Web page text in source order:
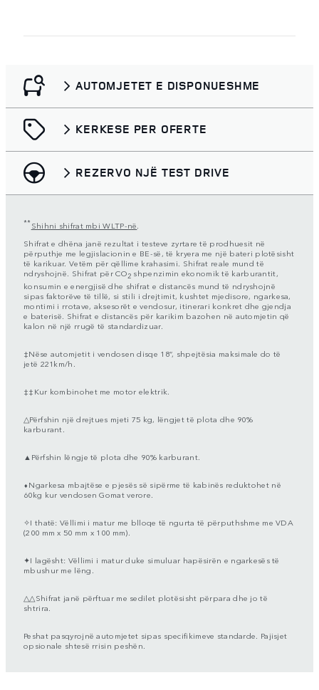
AUTOMJETET E DISPONUESHME
KERKESE PER OFERTE
REZERVO NJË TEST DRIVE
**Shihni shifrat mbi WLTP-në
Shifrat e dhëna janë rezultat i testeve zyrtare të prodhuesit në
përputhje me legjislacionin e BE-së, të kryera me një bateri plotësisht
të karikuar. Vetëm për qëllime krahasimi. Shifrat reale mund të
ndryshojnë. Shifrat për CO2 shpenzimin ekonomik të karburantit,
konsumin e energjisë dhe shifrat e distancës mund të ndryshojnë
sipas faktorëve të tillë, si stili i drejtimit, kushtet mjedisore, ngarkesa,
montimi i rrotave, aksesorët e vendosur, itinerari konkret dhe gjendja
e baterisë. Shifrat e distancës për karikim bazohen në automjetin që
kalon në një rrugë të standardizuar.
‡Nëse automjetit i vendosen disqe 18”, shpejtësia maksimale do të
jetë 221km/h.
‡‡Kur kombinohet me motor elektrik.
△Përfshin një drejtues mjeti 75 kg, lëngjet të plota dhe 90%
karburant.
▲Përfshin lëngje të plota dhe 90% karburant.
⬧Ngarkesa mbajtëse e pjesës së sipërme të kabinës reduktohet në
60kg kur vendosen Gomat verore.
✧I thatë: Vëllimi i matur me blloqe të ngurta të përputhshme me VDA
(200 mm x 50 mm x 100 mm).
✦I lagësht: Vëllimi i matur duke simuluar hapësirën e ngarkesës të
mbushur me lëng.
△△Shifrat janë përftuar me sedilet plotësisht përpara dhe jo të
shtrira.
Peshat pasqyrojnë automjetet sipas specifikimeve standarde. Pajisjet
opsionale shtesë rrisin peshën.